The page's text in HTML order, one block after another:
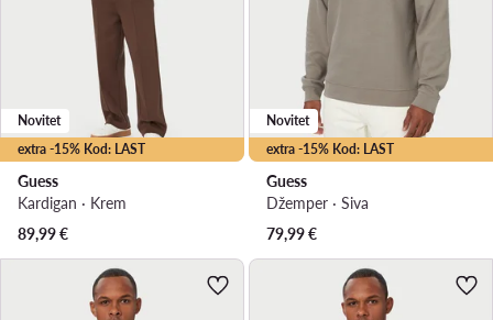
extra -15% Kod: LAST
Novitet
Guess
Kardigan · Krem
89,99€
extra -15% Kod: LAST
Novitet
Guess
Džemper · Siva
79,99€